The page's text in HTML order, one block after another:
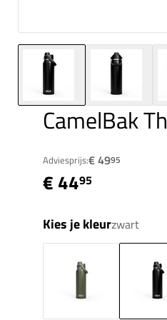
CamelBak
Adviesprijs:€ 4995
€ 4495
Kies je kleurzwart